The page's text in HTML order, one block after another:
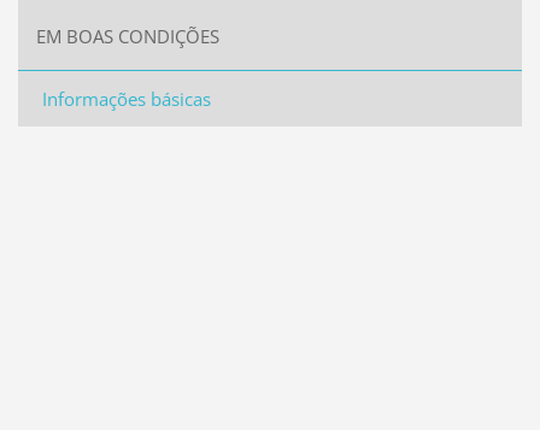
EM BOAS CONDIÇÕES
Informações básicas